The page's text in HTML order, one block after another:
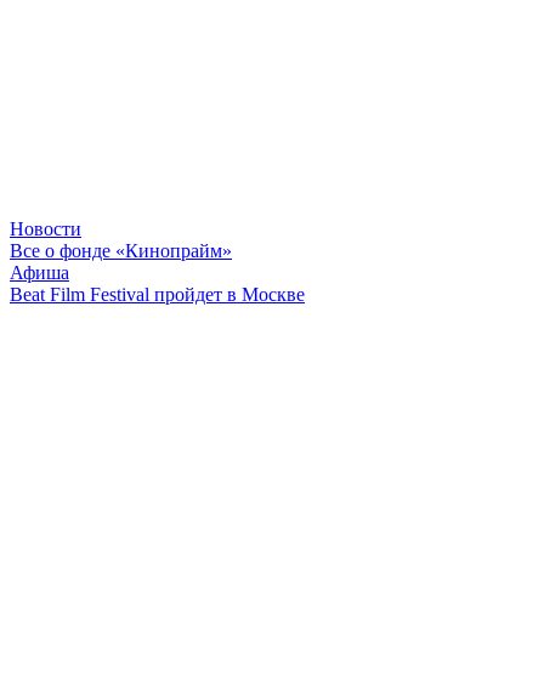
Новости
Все о фонде «Кинопрайм»
Афиша
Beat Film Festival пройдет в Москве